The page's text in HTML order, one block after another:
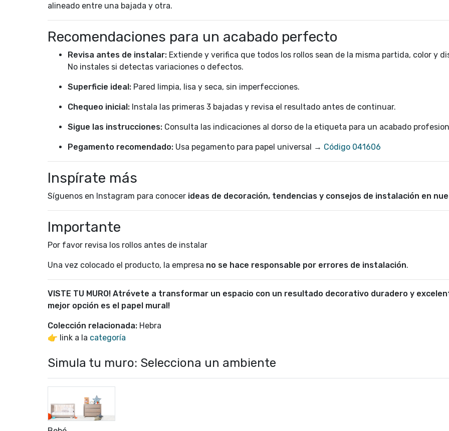
alineado entre una bajada y otra.
Recomendaciones para un acabado perfecto
Revisa antes de instalar: Extiende y verifica que todos los rollos sean de la misma partida, color y
No instales si detectas variaciones o defectos.
Superficie ideal: Pared limpia, lisa y seca, sin imperfecciones.
Chequeo inicial: Instala las primeras 3 bajadas y revisa el resultado antes de continuar.
Sigue las instrucciones: Consulta las indicaciones al dorso de la etiqueta para un acabado
Pegamento recomendado: Usa pegamento para papel universal → Código 041606
Inspírate más
Síguenos en Instagram para conocer ideas de decoración, tendencias y consejos de instalación en
Importante
Por favor revisa los rollos antes de instalar
Una vez colocado el producto, la empresa no se hace responsable por errores de instalación.
VISTE TU MURO! Atrévete a transformar un espacio con un resultado decorativo duradero y
mejor opción es el papel mural!
Colección relacionada: Hebra
👉 link a la categoría
Simula tu muro: Selecciona un ambiente